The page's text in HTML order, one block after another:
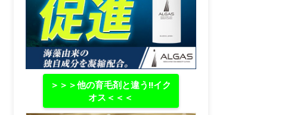
＞＞＞他の育毛剤と違う‼イク
オス＜＜＜